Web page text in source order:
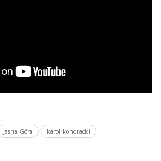
Jasna Góra
karol kondracki